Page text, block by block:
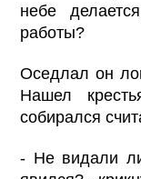
небе
работы?
Оседлал он
Нашел
собирался
- Не видали